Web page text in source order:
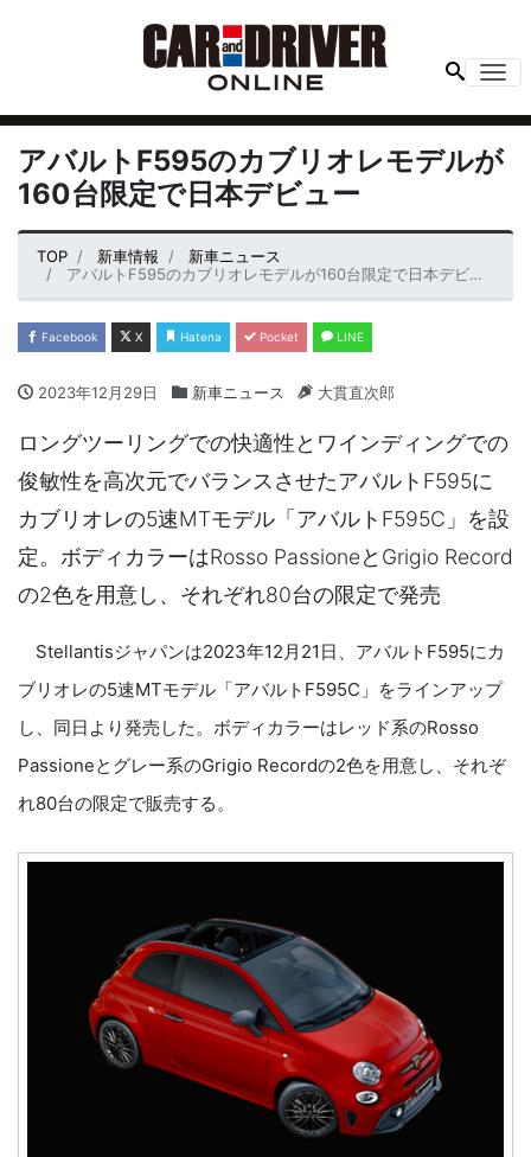
アバルトF595のカブリオレモデルが
160台限定で日本デビュー
TOP 新車情報
新車ニュース
アバルトF595のカブリオレモデルが160台限定で日本デビュー
Facebook X Hatena Pocket LINE
2023年12月29日 新車ニュース 大貫直次郎
ロングツーリングでの快適性とワインディングでの
俊敏性を高次元でバランスさせたアバルトF595に
カブリオレの5速MTモデル「アバルトF595C」を設
定。ボディカラーはRosso PassioneとGrigio Record
の2色を用意し、それぞれ80台の限定で発売
Stellantisジャパンは2023年12月21日、アバルトF595にカ
ブリオレの5速MTモデル「アバルトF595C」をラインアップ
し、同日より発売した。ボディカラーはレッド系のRosso
Passioneとグレー系のGrigio Recordの2色を用意し、それぞ
れ80台の限定で販売する。